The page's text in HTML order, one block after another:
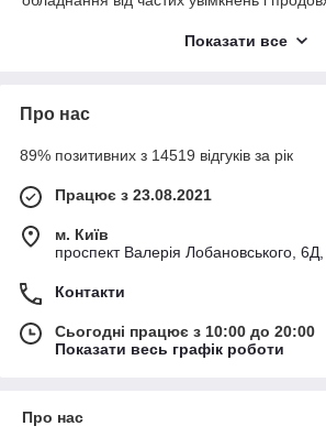
будинках, котеджах, на дачах і в
Стабільний тиск води
Зменшення навантаження на насос
Накопичення запасу води
Економія електроенергіїзавдяки
Показати все
Про нас
89% позитивних з 14519 відгуків за рік
Працює з 23.08.2021
м. Київ
проспект Валерія Лобановського, 6Д,
Контакти
Сьогодні працює з 10:00 до 20:00
Показати весь графік роботи
Про нас